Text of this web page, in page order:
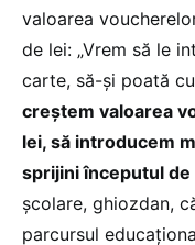
valoarea
de lei: „Vrem să le
carte, să-și poată
creștem valoarea
lei, să introducem
sprijini începutul de
școlare, ghiozdan,
parcursul